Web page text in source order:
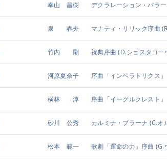
幸山 昌樹 デクラレーション・バラ
泉 春夫 マナティ・リリック序曲
竹内 剛 祝典序曲 (D.ショスタコー
河原夏奈子 序曲「インペラトリクス」
横林 淳 序曲「イーグルクレスト」
砂川 公秀 カルミナ・ブラーナ (C.オ
松本 範一 歌劇「運命の力」序曲 (G.